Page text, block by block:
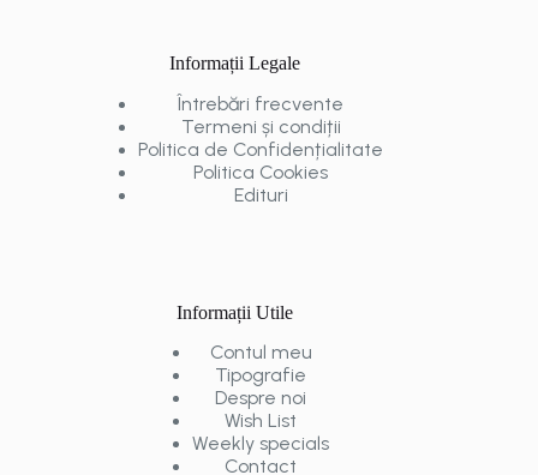
Informații Legale
Întrebări frecvente
Termeni și condiții
Politica de Confidențialitate
Politica Cookies
Edituri
Informații Utile
Contul meu
Tipografie
Despre noi
Wish List
Weekly specials
Contact